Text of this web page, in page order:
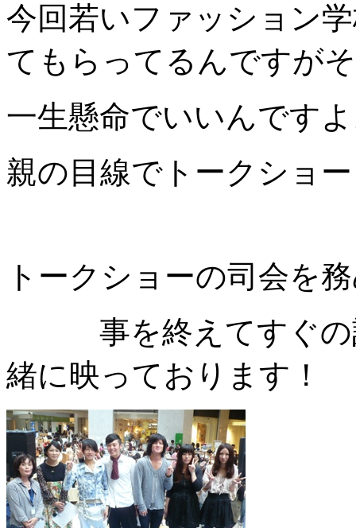
今回若いファッション
てもらってるんですが
一生懸命でいいんです
親の目線でトークショ
トークショーの司会を
事を終えてすぐ
緒に映っております！